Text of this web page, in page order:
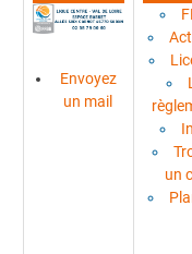
Envoyez
un mail
un